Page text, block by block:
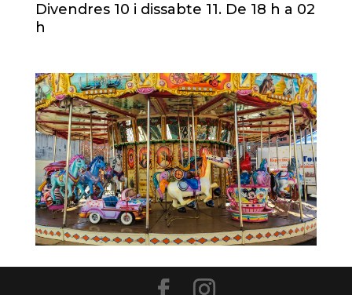
Divendres 10 i dissabte 11. De 18 h a 02
h